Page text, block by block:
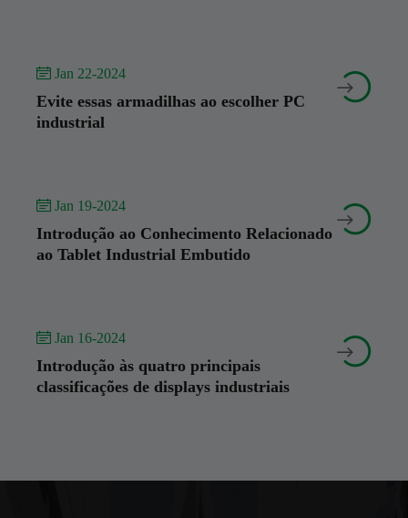
 Jan 22-2024
Evite essas armadilhas ao escolher PC
industrial


 Jan 19-2024
Introdução ao Conhecimento Relacionado
ao Tablet Industrial Embutido


 Jan 16-2024
Introdução às quatro principais
classificações de displays industriais

